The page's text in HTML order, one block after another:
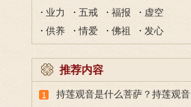
业力
五戒 福报
虚空
供养
情爱 佛祖 发心
推荐内容
持莲观音是什么菩萨？持莲观